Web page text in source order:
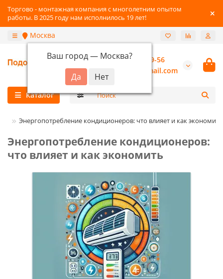
Торгово - монтажная компания с многолетним опытом
работы. В 2025 году нам исполнилось 19 лет!
Москва
Ваш город — Москва?
+7 (800) 777-89-56
burannsk@gmail.com
Каталог
Энергопотребление кондиционеров: что влияет и как экономить
Энергопотребление кондиционеров:
что влияет и как экономить